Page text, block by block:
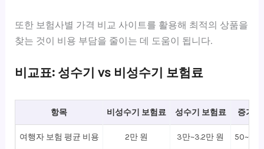
또한 보험사별 가격 비교 사이트를 활용해 최적의 상품을
찾는 것이 비용 부담을 줄이는 데 도움이 됩니다.
비교표: 성수기 vs 비성수기 보험료
항목 비성수기 보험료 성수기 보험료 증가율
여행자 보험 평균 비용 2만 원 3만~3.2만 원